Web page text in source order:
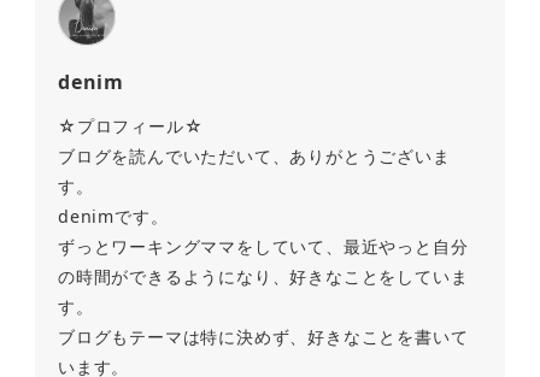
denim
☆プロフィール☆
ブログを読んでいただいて、ありがとうございま
す。
denimです。
ずっとワーキングママをしていて、最近やっと自分
の時間ができるようになり、好きなことをしていま
す。
ブログもテーマは特に決めず、好きなことを書いて
います。